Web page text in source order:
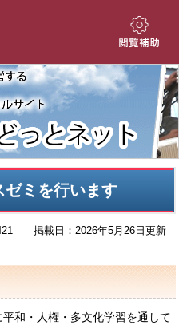
閲
補
助
ゼミを行います
掲載日：2026年5月26日更新
和・人権・多文化学習を通して